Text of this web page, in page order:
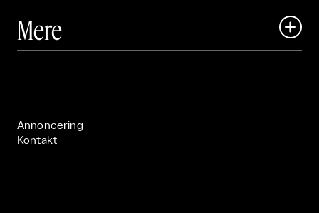
 Art Matter Festival
Mere 
Annoncering
Kontakt